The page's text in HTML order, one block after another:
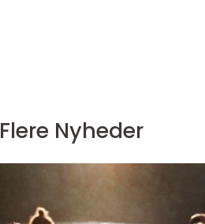
Flere Nyheder